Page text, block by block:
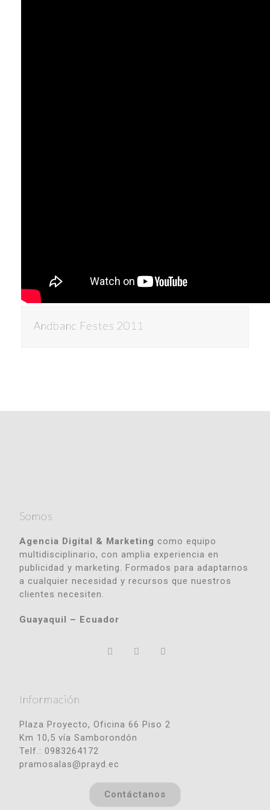
Andbanc Festes 2011
Somos
Agencia Digital & Marketing como equipo
multidisciplinario, con amplia experiencia en
publicidad y marketing. Formados para adaptarnos
a cualquier necesidad y recursos que nuestros
clientes necesiten.
Guayaquil – Ecuador
Información
Plaza Proyecto, Oficina 66 Piso 2
Km 10,5 vía Samborondón
Telf.: 0983264172
pramosalas@prayd.ec
Contáctanos